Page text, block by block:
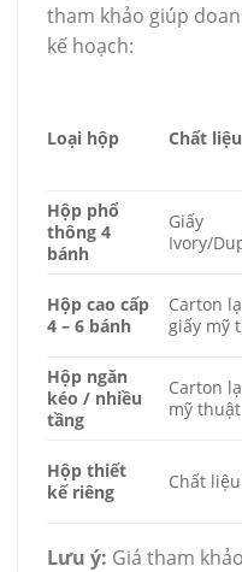
tham khảo giúp
kế hoạch:
Loại hộp Chất liệu
Hộp phổ
thông 4
bánh
Giấy
Ivory/
Hộp cao cấp
4 – 6 bánh
Carton
giấy mỹ
Hộp ngăn
kéo / nhiều
tầng
Carton
mỹ thuật
Hộp thiết
kế riêng
Chất
Lưu ý: Giá tham